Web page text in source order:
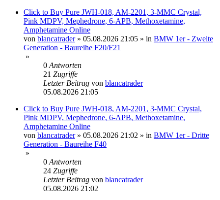
Click to Buy Pure JWH-018, AM-2201, 3-MMC Crystal,
Pink MDPV, Mephedrone, 6-APB, Methoxetamine,
Amphetamine Online
von blancatrader» 05.08.2026 21:05 » in BMW 1er - Zweite
Generation - Baureihe F20/F21
»
0 Antworten
21 Zugriffe
Letzter Beitrag von blancatrader
05.08.2026 21:05
Click to Buy Pure JWH-018, AM-2201, 3-MMC Crystal,
Pink MDPV, Mephedrone, 6-APB, Methoxetamine,
Amphetamine Online
von blancatrader» 05.08.2026 21:02 » in BMW 1er - Dritte
Generation - Baureihe F40
»
0 Antworten
24 Zugriffe
Letzter Beitrag von blancatrader
05.08.2026 21:02